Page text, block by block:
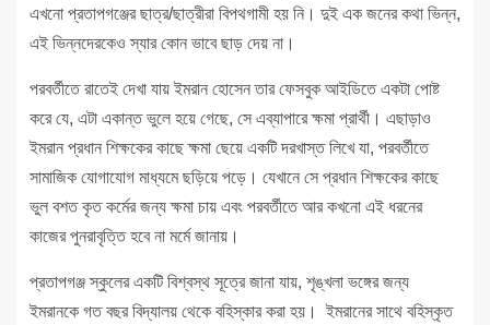
এখনো প্রতাপগঞ্জের ছাত্র/ছাত্রীরা বিপথগামী হয় নি। দুই এক জনের কথা ভিন্ন,
এই ভিন্নদেরকেও স্যার কোন ভাবে ছাড় দেয় না।
পরবর্তীতে রাতেই দেখা যায় ইমরান হোসেন তার ফেসবুক আইডিতে একটা পোষ্ট
করে যে, এটা একান্ত ভুলে হয়ে গেছে, সে এব্যাপারে ক্ষমা প্রার্থী। এছাড়াও
ইমরান প্রধান শিক্ষকের কাছে ক্ষমা ছেয়ে একটি দরখাস্ত লিখে যা, পরবর্তীতে
সামাজিক যোগাযোগ মাধ্যমে ছড়িয়ে পড়ে। যেখানে সে প্রধান শিক্ষকের কাছে
ভুল বশত কৃত কর্মের জন্য ক্ষমা চায় এবং পরবর্তীতে আর কখনো এই ধরনের
কাজের পুনরাবৃত্তি হবে না মর্মে জানায়।
প্রতাপগঞ্জ স্কুলের একটি বিশ্বস্থ সূত্রে জানা যায়, শৃঙ্খলা ভঙ্গের জন্য
ইমরানকে গত বছর বিদ্যালয় থেকে বহিস্কার করা হয়। ইমরানের সাথে বহিস্কৃত